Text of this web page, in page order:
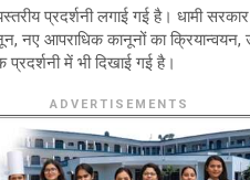
प्रदर्शनी लगाई गई है। धामी
नए आपराधिक कानूनों का क्रियान्वयन,
में भी दिखाई गई है।
ADVERTISEMENTS